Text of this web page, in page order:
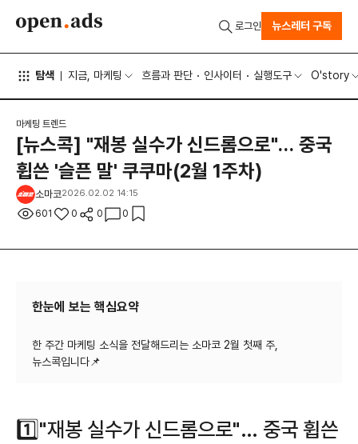
탐색 지금, 마케팅 흐름과 판단 인사이터 실행도구 O'story
로그인 뉴스레터 구독
마케팅 트렌드
[뉴스콕] "재봉 실수가 신드롬으로"… 중국
휩쓴 '슬픈 말' 쿠쿠마(2월 1주차)
소마코2026.02.02 14:15
601 0 0 0
한눈에 보는 핵심요약
한 주간 마케팅 소식을 전달해드리는 소마코 2월 첫째 주,
1️⃣"재봉 실수가 신드롬으로"… 중국 휩쓴